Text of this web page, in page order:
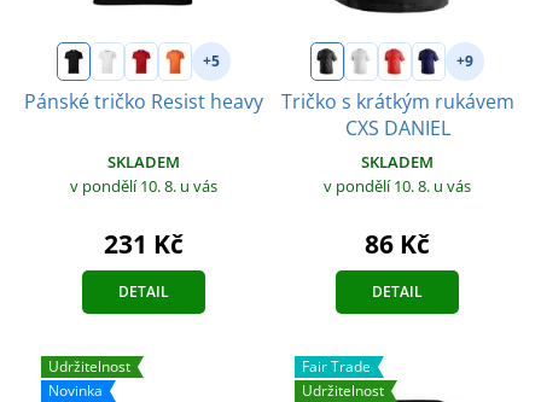
+5
Pánské tričko Resist heavy
SKLADEM
v pondělí 10. 8. u vás
231 Kč
DETAIL
+9
Tričko s krátkým rukávem
CXS DANIEL
SKLADEM
v pondělí 10. 8. u vás
86 Kč
DETAIL
Udržitelnost
Novinka
Fair Trade
Udržitelnost